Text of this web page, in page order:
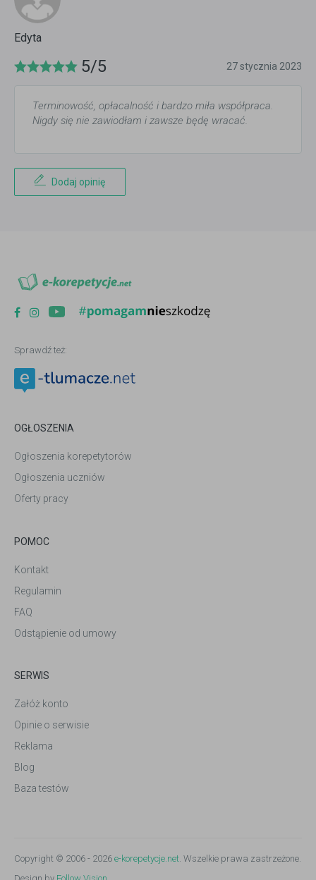
Edyta
5/5 27 stycznia 2023
Terminowość, opłacalność i bardzo miła współpraca.
Nigdy się nie zawiodłam i zawsze będę wracać.
Dodaj opinię
Sprawdź też:
OGŁOSZENIA
Ogłoszenia korepetytorów
Ogłoszenia uczniów
Oferty pracy
POMOC
Kontakt
Regulamin
FAQ
Odstąpienie od umowy
SERWIS
Załóż konto
Opinie o serwisie
Reklama
Blog
Baza testów
Copyright © 2006 - 2026 e-korepetycje.net. Wszelkie prawa zastrzeżone.